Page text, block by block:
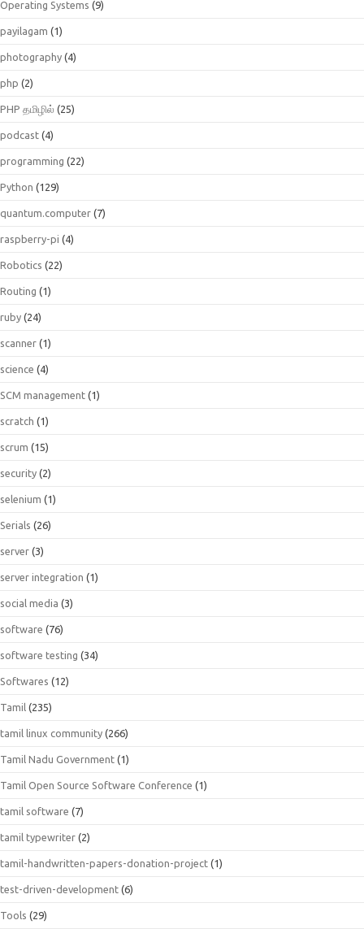
Operating Systems (9)
payilagam (1)
photography (4)
php (2)
PHP தமிழில் (25)
podcast (4)
programming (22)
Python (129)
quantum.computer (7)
raspberry-pi (4)
Robotics (22)
Routing (1)
ruby (24)
scanner (1)
science (4)
SCM management (1)
scratch (1)
scrum (15)
security (2)
selenium (1)
Serials (26)
server (3)
server integration (1)
social media (3)
software (76)
software testing (34)
Softwares (12)
Tamil (235)
tamil linux community (266)
Tamil Nadu Government (1)
Tamil Open Source Software Conference (1)
tamil software (7)
tamil typewriter (2)
tamil-handwritten-papers-donation-project (1)
test-driven-development (6)
Tools (29)